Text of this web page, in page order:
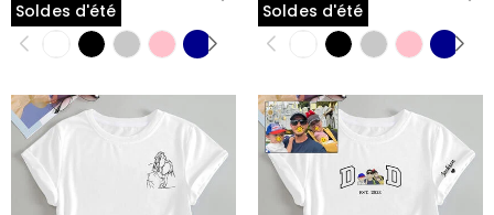
Soldes d'été Soldes d'été